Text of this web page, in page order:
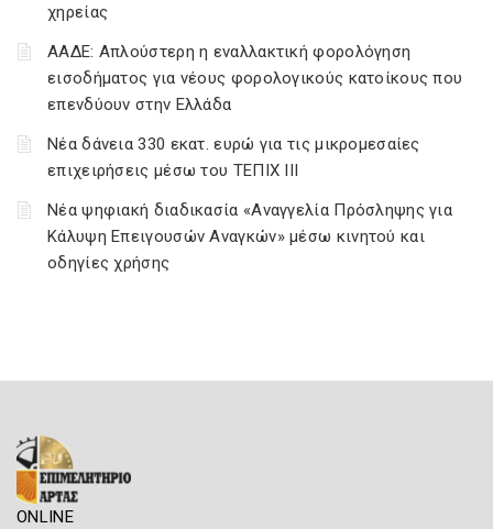
χηρείας
ΑΑΔΕ: Απλούστερη η εναλλακτική φορολόγηση
εισοδήματος για νέους φορολογικούς κατοίκους που
επενδύουν στην Ελλάδα
Νέα δάνεια 330 εκατ. ευρώ για τις μικρομεσαίες
επιχειρήσεις μέσω του ΤΕΠΙΧ ΙΙΙ
Νέα ψηφιακή διαδικασία «Αναγγελία Πρόσληψης για
Κάλυψη Επειγουσών Αναγκών» μέσω κινητού και
οδηγίες χρήσης
ONLINE